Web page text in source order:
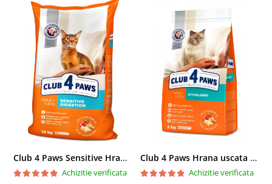
Club 4 Paws Sensitive Hrana uscata pisici adulte, 14kg
Achizitie verificata
Club 4 Paws Hrana uscata pisici sterilizate, 2kg
Achizitie verificata